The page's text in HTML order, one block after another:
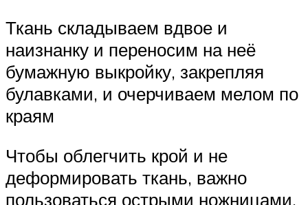
Ткань складываем вдвое и
наизнанку и переносим на неё
бумажную выкройку, закрепляя
булавками, и очерчиваем мелом по
краям
Чтобы облегчить крой и не
деформировать ткань, важно
пользоваться острыми ножницами.